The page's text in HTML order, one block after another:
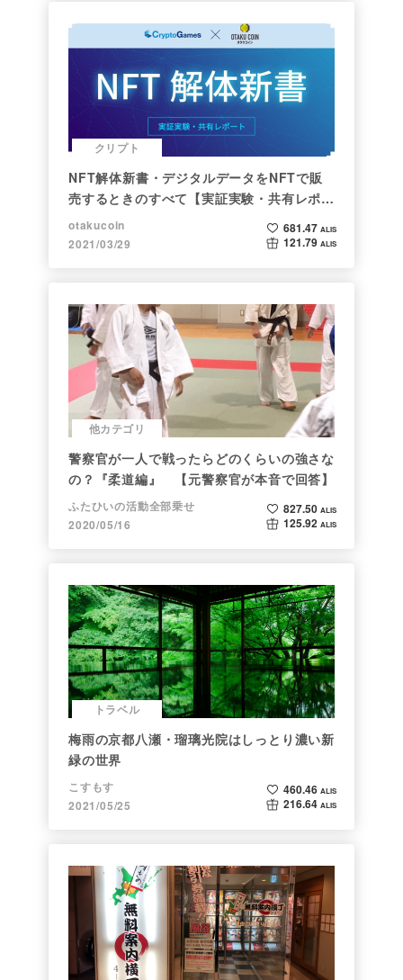
クリプト
NFT解体新書・デジタルデータをNFTで販
売するときのすべて【実証実験・共有レポー
ト】
otakucoin
2021/03/29
681.47 ALIS
121.79 ALIS
他カテゴリ
警察官が一人で戦ったらどのくらいの強さな
の？『柔道編』 【元警察官が本音で回答】
ふたひいの活動全部乗せ
2020/05/16
827.50 ALIS
125.92 ALIS
トラベル
梅雨の京都八瀬・瑠璃光院はしっとり濃い新
緑の世界
こすもす
2021/05/25
460.46 ALIS
216.64 ALIS